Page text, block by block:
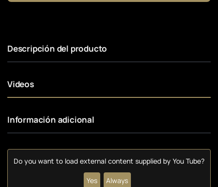
Descripción del producto
Videos
Información adicional
Do you want to load external content supplied by You Tube?
Yes Always